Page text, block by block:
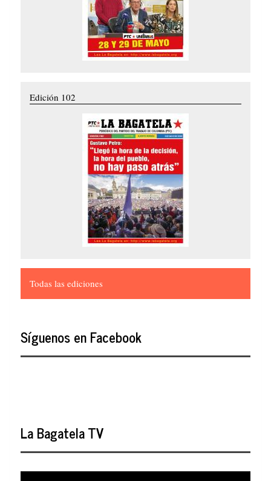
Edición 102
Todas las ediciones
Síguenos en Facebook
La Bagatela TV